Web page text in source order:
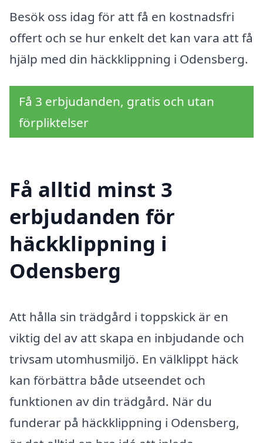
Besök oss idag för att få en kostnadsfri
offert och se hur enkelt det kan vara att få
hjälp med din häckklippning i Odensberg.
Få 3 erbjudanden, gratis och utan
förpliktelser
Få alltid minst 3
erbjudanden för
häckklippning i
Odensberg
Att hålla sin trädgård i toppskick är en
viktig del av att skapa en inbjudande och
trivsam utomhusmiljö. En välklippt häck
kan förbättra både utseendet och
funktionen av din trädgård. När du
funderar på häckklippning i Odensberg,